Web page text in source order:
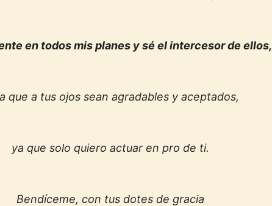
en todos mis planes y sé el intercesor de ellos,
que a tus ojos sean agradables y aceptados,
ya que solo quiero actuar en pro de ti.
Bendíceme, con tus dotes de gracia